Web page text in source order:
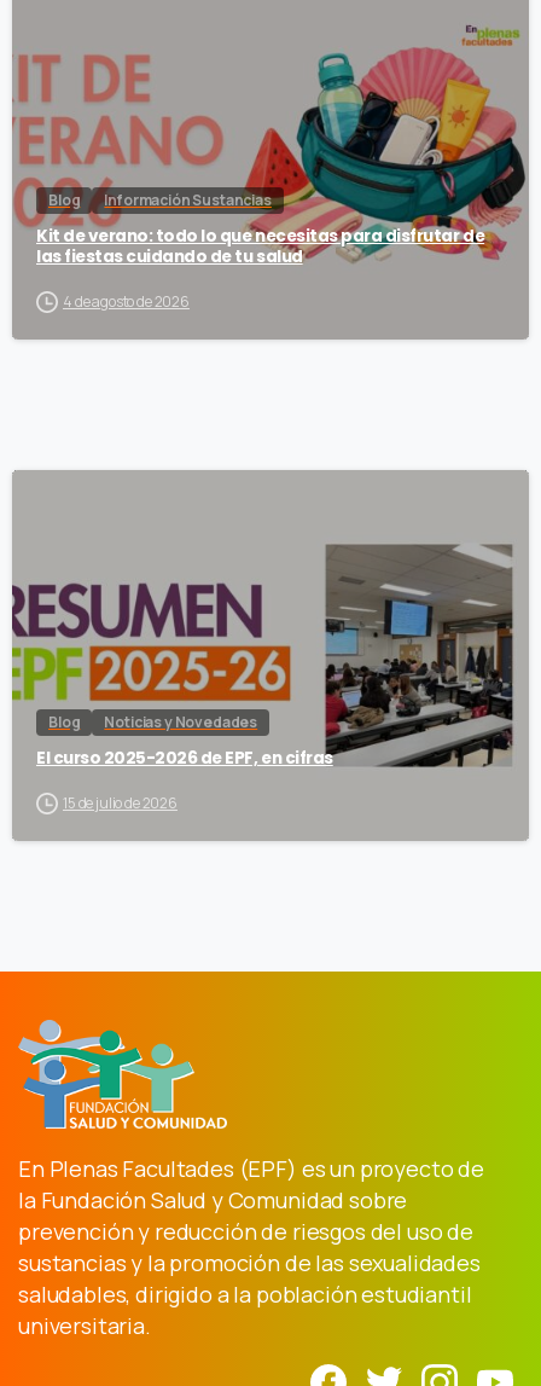
Blog Información Sustancias
Kit de verano: todo lo que necesitas para disfrutar de
las fiestas cuidando de tu salud
4 de agosto de 2026
Blog Noticias y Novedades
El curso 2025-2026 de EPF, en cifras
15 de julio de 2026
En Plenas Facultades (EPF) es un proyecto de
la Fundación Salud y Comunidad sobre
prevención y reducción de riesgos del uso de
sustancias y la promoción de las sexualidades
saludables, dirigido a la población estudiantil
universitaria.